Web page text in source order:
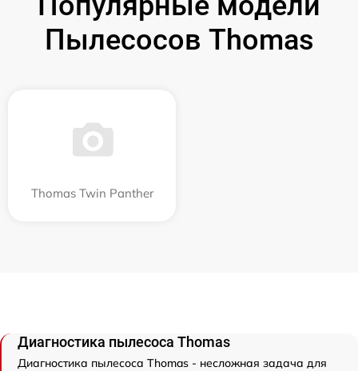
Пылесосов Thomas
Thomas Twin Panther
Диагностика пылесоса Thomas
Диагностика пылесоса Thomas - несложная задача для